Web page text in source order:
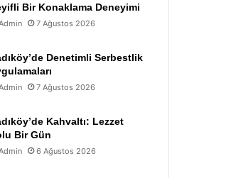
Bir Konaklama Deneyimi
7 Ağustos 2026
Denetimli Serbestlik
7 Ağustos 2026
Kahvaltı: Lezzet
Bir Gün
6 Ağustos 2026